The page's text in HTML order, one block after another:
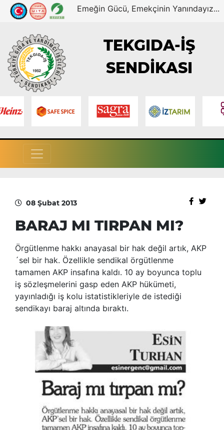
Emeğin Gücü, Emekçinin Yanındayız...
TEKGIDA-İŞ
SENDİKASI
08 Şubat 2013
BARAJ MI TIRPAN MI?
Örgütlenme hakkı anayasal bir hak değil artık, AKP
´sel bir hak. Özellikle sendikal örgütlenme
tamamen AKP insafına kaldı. 10 ay boyunca toplu
iş sözleşmelerini gasp eden AKP hükümeti,
yayınladığı iş kolu istatistikleriyle de istediği
sendikayı baraj altında bıraktı.